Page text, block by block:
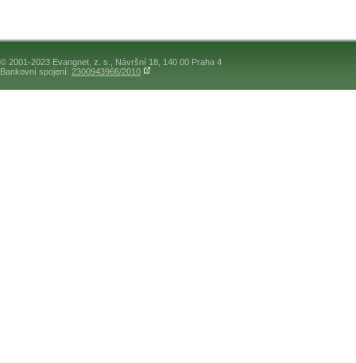
© 2001-2023 Evangnet, z. s., Návršní 18, 140 00 Praha 4
Bankovní spojení: 2300943966/2010